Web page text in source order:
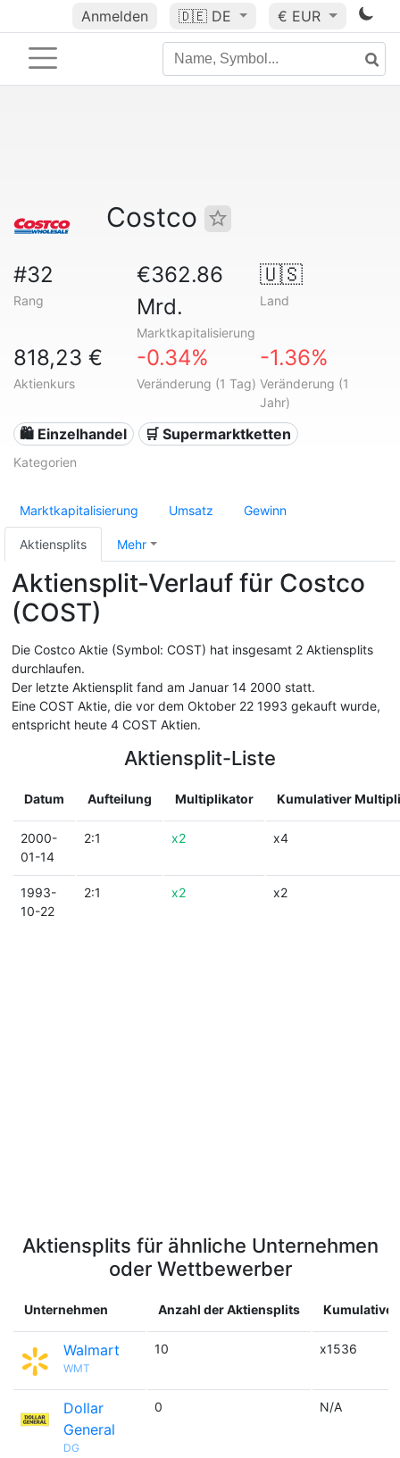
Anmelden 🇩🇪 DE € EUR
Costco
#32
Rang
€362.86
Mrd.
Marktkapitalisierung
🇺🇸
Land
818,23 €
Aktienkurs
-0.34%
Veränderung (1 Tag)
-1.36%
Veränderung (1
Jahr)
🛍️ Einzelhandel 🛒 Supermarktketten
Kategorien
Marktkapitalisierung Umsatz Gewinn
Aktiensplits Mehr
Aktiensplit-Verlauf für Costco
(COST)
Die Costco Aktie (Symbol: COST) hat insgesamt 2 Aktiensplits
durchlaufen.
Der letzte Aktiensplit fand am Januar 14 2000 statt.
Eine COST Aktie, die vor dem Oktober 22 1993 gekauft wurde,
entspricht heute 4 COST Aktien.
Aktiensplit-Liste
Datum Aufteilung Multiplikator Kumulativer
2000-
01-14
2:1 x2 x4
1993-
10-22
2:1 x2 x2
Aktiensplits für ähnliche Unternehmen
oder Wettbewerber
Unternehmen Anzahl der Aktiensplits
Walmart
WMT
10 x1536
Dollar
General
DG
0 N/A